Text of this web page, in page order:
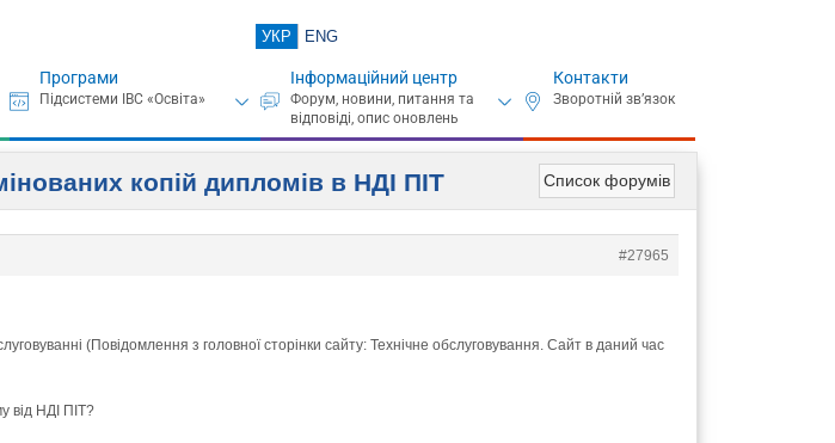
УКР ENG
Програми Інформаційний центр Контакти
Список форумів
копій дипломів в НДІ ПІТ
#27965
(Повідомлення з головної сторінки сайту: Технічне обслуговування. Cайт в даний час
від НДІ ПІТ?